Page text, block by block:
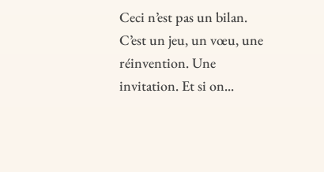
Ceci n’est pas un bilan.
C’est un jeu, un vœu, une
réinvention. Une
invitation. Et si on...